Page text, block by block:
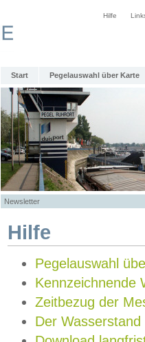
Hilfe
Start Pegelauswahl über Karte
Newsletter
Hilfe
Pegelauswahl
Kennzeichnende
Zeitbezug der
Der Wasserstand